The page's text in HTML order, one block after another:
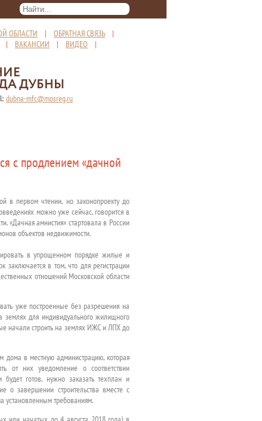
ОБЛАСТИ | ОБРАТНАЯ СВЯЗЬ |
| ВАКАНСИИ | ВИДЕО |
ДУБНЫ
dubna-mfc@mosreg.ru
с продлением «дачной
в первом чтении, но законопроекту до
можно уже сейчас, говорится в
«Дачная амнистия» стартовала в России
объектов недвижимости.
в упрощенном порядке жилые и
в том, что для регистрации
отношений Московской области
уже построенные без разрешения на
землях для индивидуального жилищного
начали строить на землях ИЖС и ЛПХ до
дома в местную администрацию, которая
от них уведомление о соответствии
будет готов, нужно заказать техплан и
о завершении строительства вместе с
установленным требованиям.